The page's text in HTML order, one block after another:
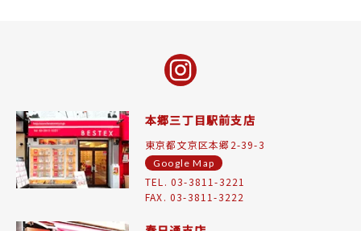
本郷三丁目駅前支店
東京都文京区本郷2-39-3
Google Map
TEL. 03-3811-3221
FAX. 03-3811-3222